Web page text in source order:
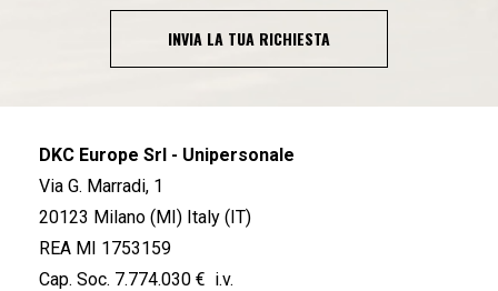
INVIA LA TUA RICHIESTA
DKC Europe Srl - Unipersonale
Via G. Marradi, 1
20123 Milano (MI) Italy (IT)
REA MI 1753159
Cap. Soc. 7.774.030 € i.v.